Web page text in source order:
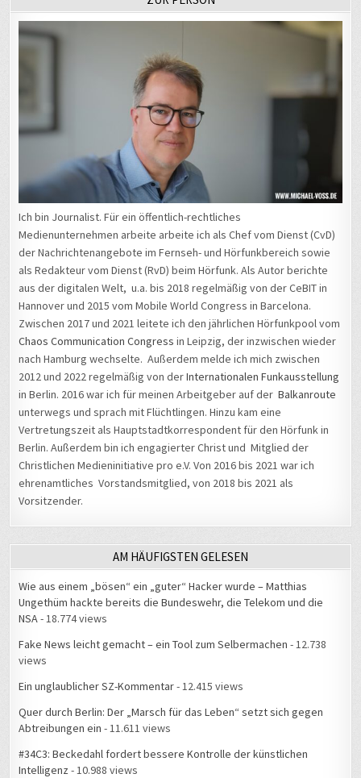
Ich bin Journalist. Für ein öffentlich-rechtliches
Medienunternehmen arbeite arbeite ich als Chef vom Dienst (CvD)
der Nachrichtenangebote im Fernseh- und Hörfunkbereich sowie
als Redakteur vom Dienst (RvD) beim Hörfunk. Als Autor berichte
aus der digitalen Welt, u.a. bis 2018 regelmäßig von der CeBIT in
Hannover und 2015 vom Mobile World Congress in Barcelona.
Zwischen 2017 und 2021 leitete ich den jährlichen Hörfunkpool vom
Chaos Communication Congress in Leipzig, der inzwischen wieder
nach Hamburg wechselte. Außerdem melde ich mich zwischen
2012 und 2022 regelmäßig von derInternationalen Funkausstellung
in Berlin. 2016 war ich für meinen Arbeitgeber auf derBalkanroute
unterwegs und sprach mit Flüchtlingen. Hinzu kam eine
Vertretungszeit als Hauptstadtkorrespondent für den Hörfunk in
Berlin. Außerdem bin ich engagierter Christ und Mitglied der
Christlichen Medieninitiative pro e.V. Von 2016 bis 2021 war ich
ehrenamtliches Vorstandsmitglied, von 2018 bis 2021 als
Vorsitzender.
AM HÄUFIGSTEN GELESEN
Wie aus einem „bösen“ ein „guter“ Hacker wurde – Matthias
Ungethüm hackte bereits die Bundeswehr, die Telekom und die
NSA- 18.774 views
Fake News leicht gemacht – ein Tool zum Selbermachen - 12.738
views
Ein unglaublicher SZ-Kommentar- 12.415 views
Quer durch Berlin: Der „Marsch für das Leben“ setzt sich gegen
Abtreibungen ein - 11.611 views
#34C3: Beckedahl fordert bessere Kontrolle der künstlichen
Intelligenz - 10.988 views